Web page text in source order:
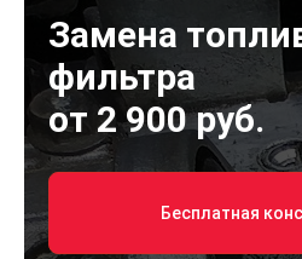
Замена
фильтра
от 2 900 руб.
Бесплатная